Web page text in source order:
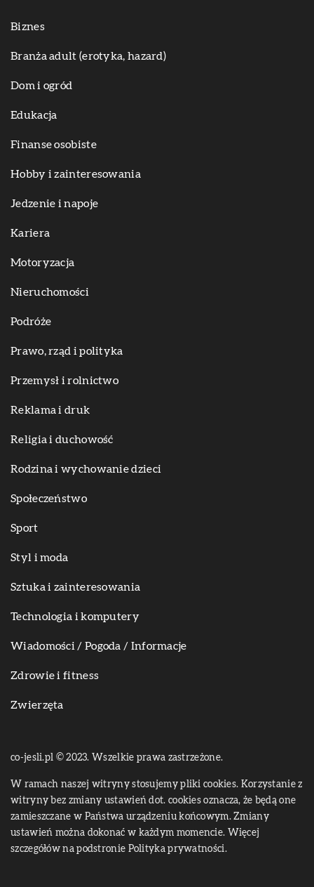
Biznes
Branża adult (erotyka, hazard)
Dom i ogród
Edukacja
Finanse osobiste
Hobby i zainteresowania
Jedzenie i napoje
Kariera
Motoryzacja
Nieruchomości
Podróże
Prawo, rząd i polityka
Przemysł i rolnictwo
Reklama i druk
Religia i duchowość
Rodzina i wychowanie dzieci
Społeczeństwo
Sport
Styl i moda
Sztuka i zainteresowania
Technologia i komputery
Wiadomości / Pogoda / Informacje
Zdrowie i fitness
Zwierzęta
co-jesli.pl © 2023. Wszelkie prawa zastrzeżone.
W ramach naszej witryny stosujemy pliki cookies. Korzystanie z
witryny bez zmiany ustawień dot. cookies oznacza, że będą one
zamieszczane w Państwa urządzeniu końcowym. Zmiany
ustawień można dokonać w każdym momencie. Więcej
szczegółów na podstronie Polityka prywatności.